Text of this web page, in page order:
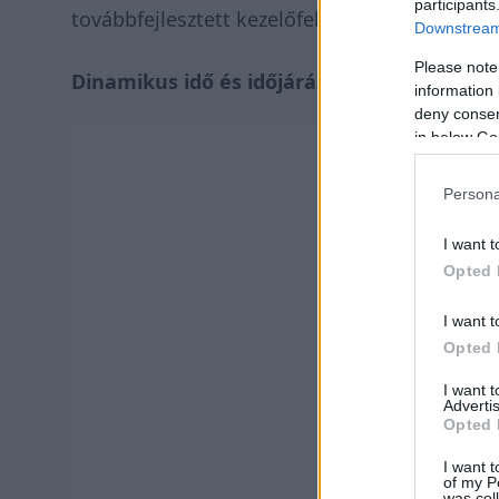
Please
information
deny
in below
I want
Opted
I want
Opted
I want
Opted
I want
of my
továbbfejlesztett kezelőfelülettel.
Dinamikus idő és időjárás